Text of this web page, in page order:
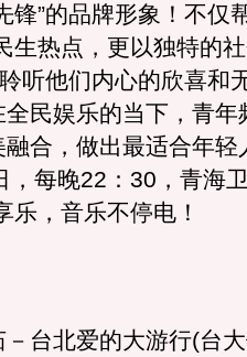
锋”的品牌形象！不仅
生热点，更以独特的
听他们内心的欣喜和
民娱乐的当下，青年
合，做出最适合年轻
，每晚22：30，青海
乐，音乐不停电！
北爱的大游行(台大